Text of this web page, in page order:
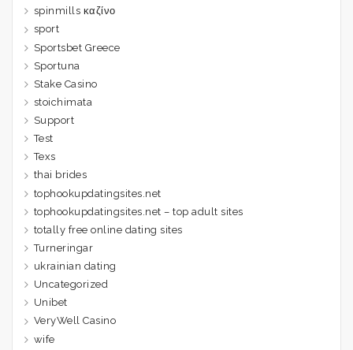
spinmills καζίνο
sport
Sportsbet Greece
Sportuna
Stake Casino
stoichimata
Support
Test
Texs
thai brides
tophookupdatingsites.net
tophookupdatingsites.net – top adult sites
totally free online dating sites
Turneringar
ukrainian dating
Uncategorized
Unibet
VeryWell Casino
wife